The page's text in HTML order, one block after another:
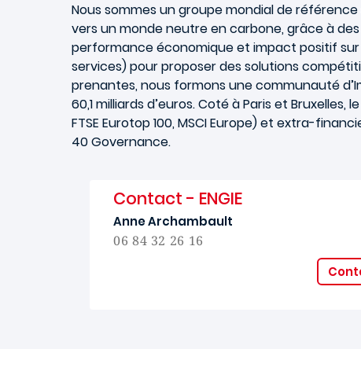
Nous sommes un groupe mondial de
vers un monde neutre en carbone, grâce à
performance économique et impact positif sur
services) pour proposer des solutions
prenantes, nous formons une communauté
60,1 milliards d’euros. Coté à Paris et
FTSE Eurotop 100, MSCI Europe) et extra-
40 Governance.
Contact - ENGIE
Anne Archambault
06 84 32 26 16